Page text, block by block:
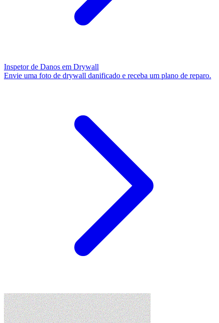
Inspetor de Danos em Drywall
Envie uma foto de drywall danificado e receba um plano de reparo.